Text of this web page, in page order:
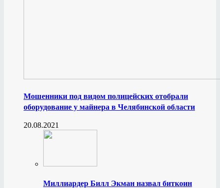
Мошенники под видом полицейских отобрали
оборудование у майнера в Челябинской области
20.08.2021
Миллиардер Билл Экман назвал биткоин